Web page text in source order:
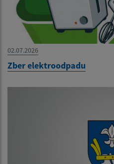
02.07.2026
Zber elektroodpadu